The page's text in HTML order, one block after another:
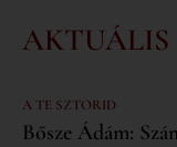
AKTUÁLIS
A TE SZTORID
Bősze Ádám: